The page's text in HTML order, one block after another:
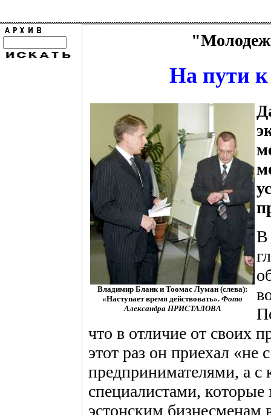
На пути к
Владимир Бланк и Тоомас Луман (слева):
«Наступает время действовать». Фото
Александра ПРИСТАЛОВА
В
что в отличие от своих
этот раз он приехал
предпринимателями, а
специалистами,
эстонским